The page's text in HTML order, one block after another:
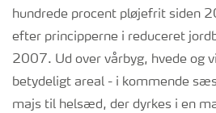
hundrede procent pløjefrit siden
efter principperne i reduceret
2007. Ud over vårbyg, hvede og
betydeligt areal - i kommende
majs til helsæd, der dyrkes i en